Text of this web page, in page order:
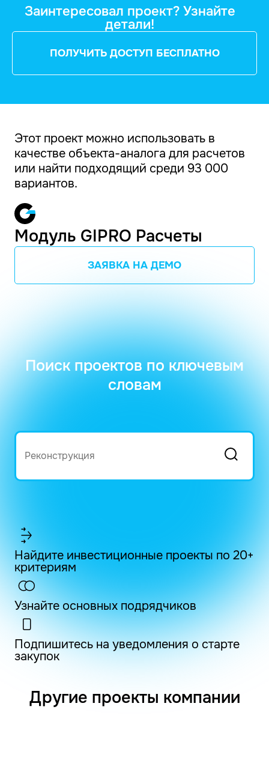
Заинтересовал проект? Узнайте
детали!
ПОЛУЧИТЬ ДОСТУП БЕСПЛАТНО
Этот проект можно использовать в
качестве объекта-аналога для расчетов
или найти подходящий среди 93 000
вариантов.
Модуль GIPRO Расчеты
ЗАЯВКА НА ДЕМО
Поиск проектов по ключевым
словам
Найдите инвестиционные проекты по 20+
критериям
Узнайте основных подрядчиков
Подпишитесь на уведомления о старте
закупок
Другие проекты компании